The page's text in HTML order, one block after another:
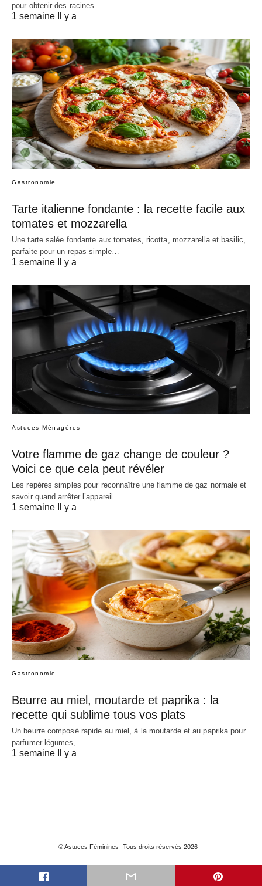
pour obtenir des racines…
1 semaine Il y a
Gastronomie
Tarte italienne fondante : la recette facile aux
tomates et mozzarella
Une tarte salée fondante aux tomates, ricotta, mozzarella et basilic,
parfaite pour un repas simple…
1 semaine Il y a
Astuces Ménagères
Votre flamme de gaz change de couleur ?
Voici ce que cela peut révéler
Les repères simples pour reconnaître une flamme de gaz normale et
savoir quand arrêter l’appareil…
1 semaine Il y a
Gastronomie
Beurre au miel, moutarde et paprika : la
recette qui sublime tous vos plats
Un beurre composé rapide au miel, à la moutarde et au paprika pour
parfumer légumes,…
1 semaine Il y a
© Astuces Féminines- Tous droits réservés 2026